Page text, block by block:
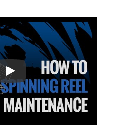
Mantenimiento del carrete de